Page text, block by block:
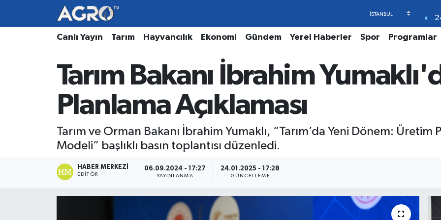
Canlı Yayın Tarım Hayvancılık Ekonomi Gündem Yerel Haberler Spor Programlar
Tarım Bakanı İbrahim
Planlama Açıklaması
Tarım ve Orman Bakanı İbrahim Yumaklı, “Tarım’da Yeni Dönem: Üretim
Modeli” başlıklı basın toplantısı düzenledi.
HABER MERKEZI
EDITÖR
06.09.2024 - 17:27
YAYINLANMA
24.01.2025 - 17:28
GÜNCELLEME
Hava Durumu
Süper Lig Puan Durumu ve Fikstür
Tüm Manşetler
Son Dakika Haberleri
Haber Arşivi